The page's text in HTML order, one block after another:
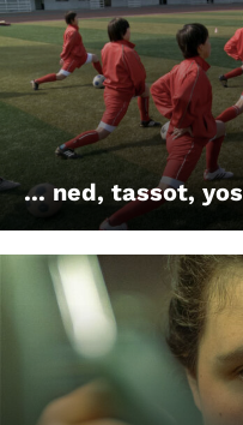
... ned, tassot,